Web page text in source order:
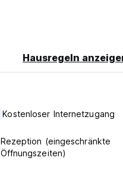
Hausregeln
Kostenloser Internetzugang
Rezeption (eingeschränkte
Öffnungszeiten)